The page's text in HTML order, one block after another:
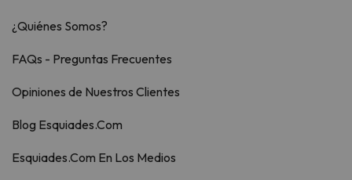
¿Quiénes Somos?
FAQs - Preguntas Frecuentes
Opiniones de Nuestros Clientes
Blog Esquiades.Com
Esquiades.Com En Los Medios